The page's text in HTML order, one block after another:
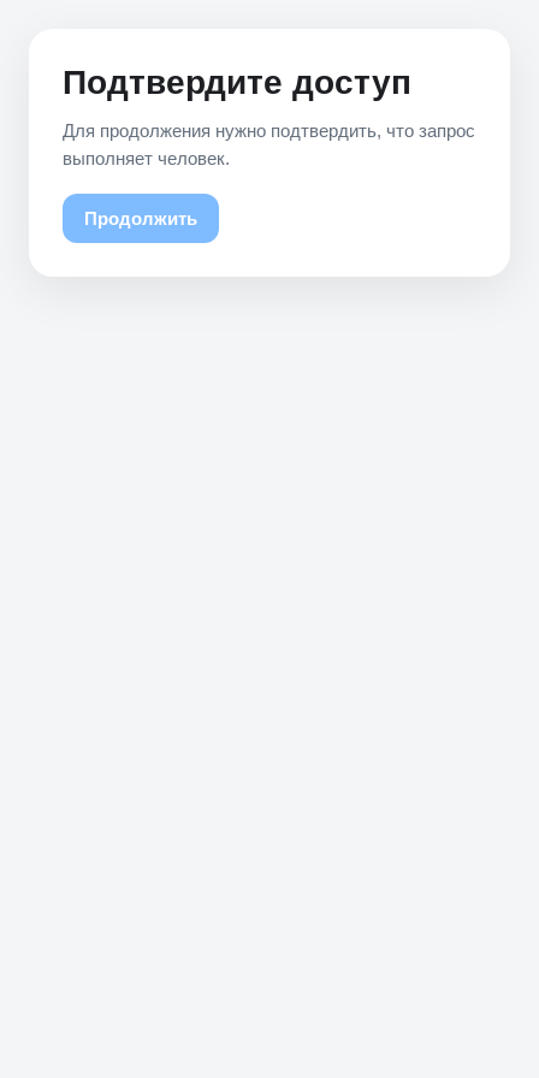
Подтвердите доступ
Для продолжения нужно подтвердить, что запрос
выполняет человек.
Продолжить